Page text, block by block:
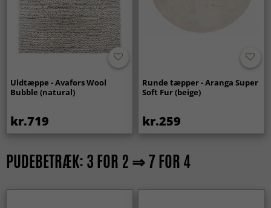
Uldtæppe - Avafors Wool
Bubble (natural)
kr.719
Runde tæpper - Aranga Super
Soft Fur (beige)
kr.259
PUDEBETRÆK: 3 FOR 2 ⇒ 7 FOR 4